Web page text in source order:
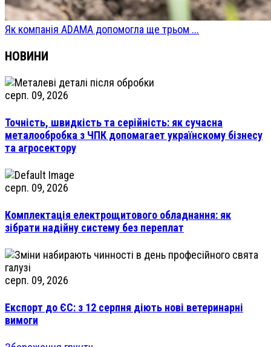
Як компанія ADAMA допомогла ще трьом ...
НОВИНИ
серп. 09, 2026
Точність, швидкість та серійність: як сучасна
металообробка з ЧПК допомагает українскому бізнесу
та агросектору
серп. 09, 2026
Комплектація електрощитового обладнання: як
зібрати надійну систему без переплат
серп. 09, 2026
Експорт до ЄС: з 12 серпня діють нові ветеринарні
вимоги